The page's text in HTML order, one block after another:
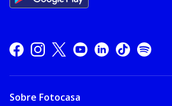
Sobre Fotocasa